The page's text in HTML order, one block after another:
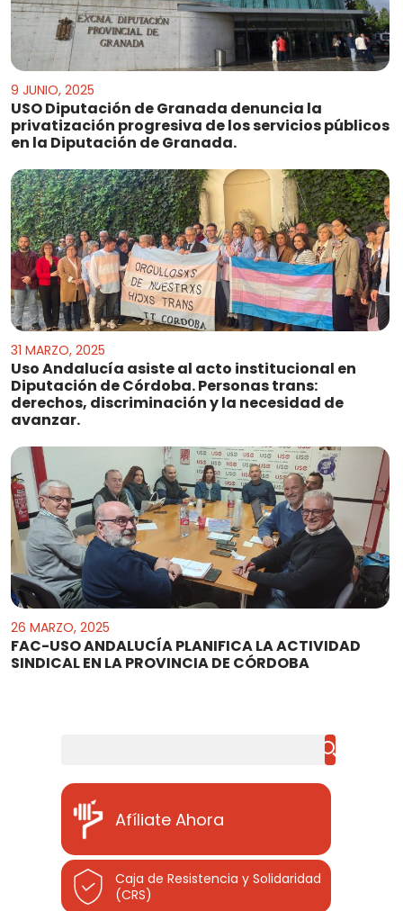
9 JUNIO, 2025
USO Diputación de Granada denuncia la
privatización progresiva de los servicios públicos
en la Diputación de Granada.
31 MARZO, 2025
Uso Andalucía asiste al acto institucional en
Diputación de Córdoba. Personas trans:
derechos, discriminación y la necesidad de
avanzar.
26 MARZO, 2025
FAC-USO ANDALUCÍA PLANIFICA LA ACTIVIDAD
SINDICAL EN LA PROVINCIA DE CÓRDOBA
Afíliate Ahora
Caja de Resistencia y Solidaridad
(CRS)